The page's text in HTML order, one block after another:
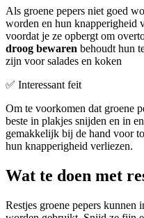
Als groene pepers niet goed
worden en hun knapperigheid
voordat je ze opbergt om
droog bewaren behoudt hun
zijn voor salades en koken
✅ Interessant feit
Om te voorkomen dat groene
beste in plakjes snijden en in
gemakkelijk bij de hand voor
hun knapperigheid verliezen.
Wat te doen met
Restjes groene pepers kunnen